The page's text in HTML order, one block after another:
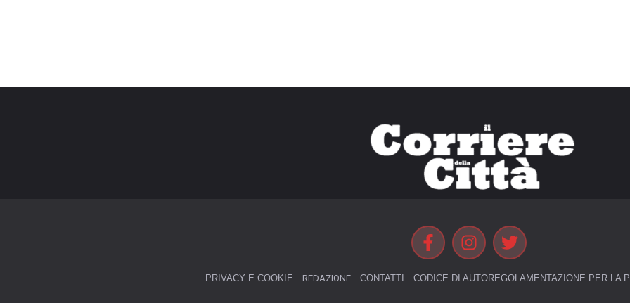
PRIVACY E COOKIE REDAZIONE CONTATTI CODICE DI AUTOREGOLAMENTAZIONE PER LA